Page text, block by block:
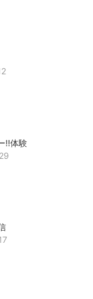
!!体験